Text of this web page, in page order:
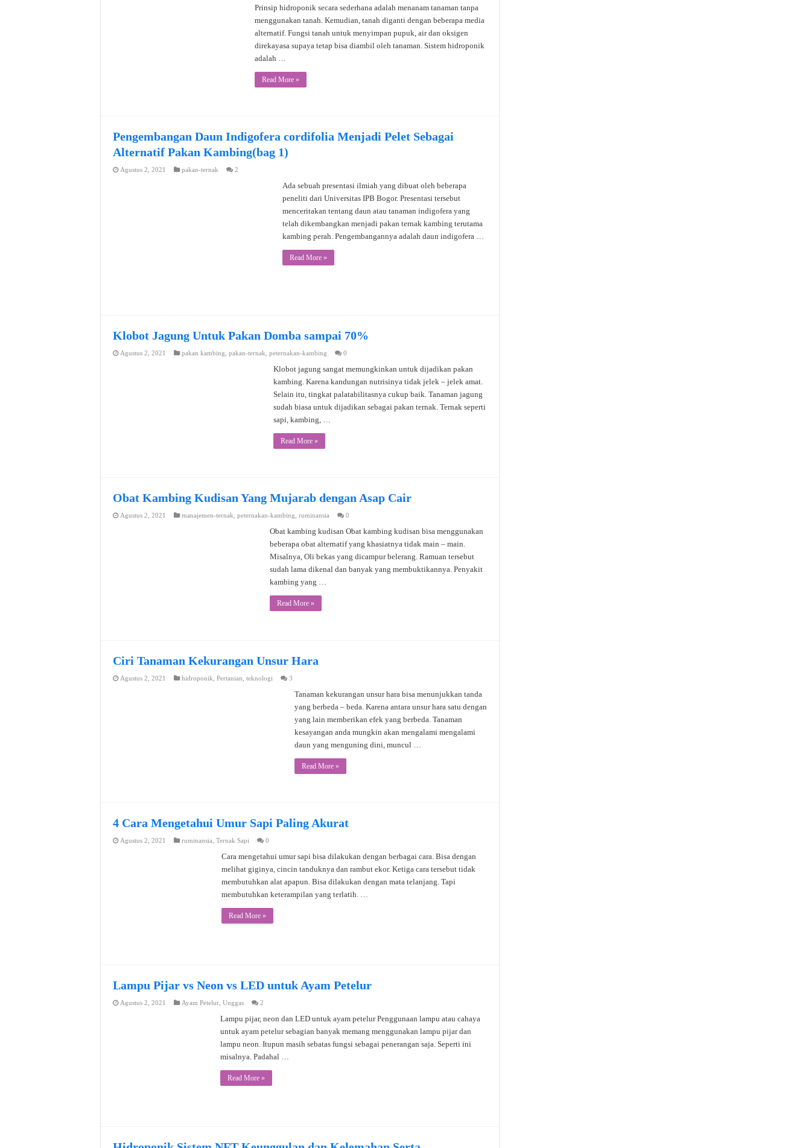
Prinsip hidroponik secara sederhana adalah menanam tanaman tanpa
menggunakan tanah. Kemudian, tanah diganti dengan beberapa media
alternatif. Fungsi tanah untuk menyimpan pupuk, air dan oksigen
direkayasa supaya tetap bisa diambil oleh tanaman. Sistem hidroponik
adalah …
Read More »
Pengembangan Daun Indigofera cordifolia Menjadi Pelet Sebagai
Alternatif Pakan Kambing(bag 1)
Agustus 2, 2021 pakan-ternak 2
Ada sebuah presentasi ilmiah yang dibuat oleh beberapa
peneliti dari Universitas IPB Bogor. Presentasi tersebut
menceritakan tentang daun atau tanaman indigofera yang
telah dikembangkan menjadi pakan ternak kambing terutama
kambing perah. Pengembangannya adalah daun indigofera …
Read More »
Klobot Jagung Untuk Pakan Domba sampai 70%
Agustus 2, 2021 pakan kambing pakan-ternak peternakan-kambing 0
Klobot jagung sangat memungkinkan untuk dijadikan pakan
kambing. Karena kandungan nutrisinya tidak jelek – jelek amat.
Selain itu, tingkat palatabilitasnya cukup baik. Tanaman jagung
sudah biasa untuk dijadikan sebagai pakan ternak. Ternak seperti
sapi, kambing, …
Read More »
Obat Kambing Kudisan Yang Mujarab dengan Asap Cair
Agustus 2, 2021 manajemen-ternak peternakan-kambing ruminansia 0
Obat kambing kudisan Obat kambing kudisan bisa menggunakan
beberapa obat alternatif yang khasiatnya tidak main – main.
Misalnya, Oli bekas yang dicampur belerang. Ramuan tersebut
sudah lama dikenal dan banyak yang membuktikannya. Penyakit
kambing yang …
Read More »
Ciri Tanaman Kekurangan Unsur Hara
Agustus 2, 2021 hidroponik Pertanian teknologi 3
Tanaman kekurangan unsur hara bisa menunjukkan tanda
yang berbeda – beda. Karena antara unsur hara satu dengan
yang lain memberikan efek yang berbeda. Tanaman
kesayangan anda mungkin akan mengalami mengalami
daun yang menguning dini, muncul …
Read More »
4 Cara Mengetahui Umur Sapi Paling Akurat
Agustus 2, 2021 ruminansia Ternak Sapi 0
Cara mengetahui umur sapi bisa dilakukan dengan berbagai cara. Bisa dengan
melihat giginya, cincin tanduknya dan rambut ekor. Ketiga cara tersebut tidak
membutuhkan alat apapun. Bisa dilakukan dengan mata telanjang. Tapi
membutuhkan keterampilan yang terlatih. …
Read More »
Lampu Pijar vs Neon vs LED untuk Ayam Petelur
Agustus 2, 2021 Ayam Petelur Unggas 2
Lampu pijar, neon dan LED untuk ayam petelur Penggunaan lampu atau cahaya
untuk ayam petelur sebagian banyak memang menggunakan lampu pijar dan
lampu neon. Itupun masih sebatas fungsi sebagai penerangan saja. Seperti ini
misalnya. Padahal …
Read More »